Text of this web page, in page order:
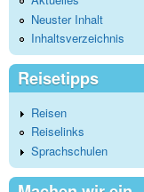
Neuster Inhalt
Inhaltsverzeichnis
Reisetipps
Reisen
Reiselinks
Sprachschulen